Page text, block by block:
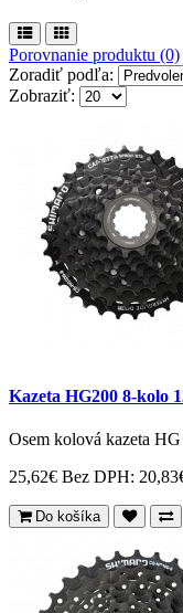
Porovnanie produktu (0)
Zoradiť podľa:
Zobraziť:
Kazeta HG200 8-kolo
Osem kolová kazeta
25,62€ Bez DPH:
Do košíka